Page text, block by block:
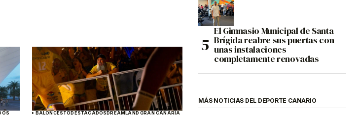
BALONCESTODESTACADOSDREAMLAND GRAN CANARIA
El Gimnasio Municipal de Santa
Brígida reabre sus puertas con
unas instalaciones
completamente renovadas
MÁS NOTICIAS DEL DEPORTE CANARIO